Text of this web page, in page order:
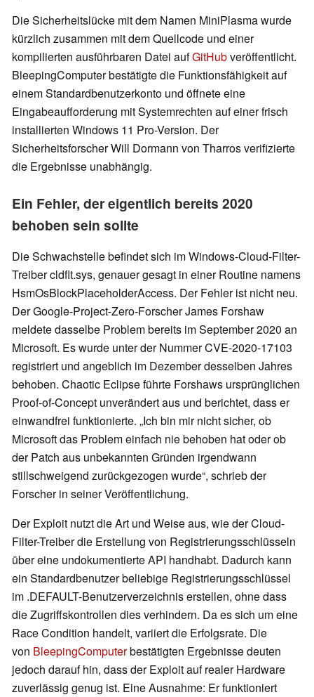
Die Sicherheitslücke mit dem Namen MiniPlasma wurde
kürzlich zusammen mit dem Quellcode und einer
kompilierten ausführbaren Datei aufGitHubveröffentlicht.
BleepingComputer bestätigte die Funktionsfähigkeit auf
einem Standardbenutzerkonto und öffnete eine
Eingabeaufforderung mit Systemrechten auf einer frisch
installierten Windows 11 Pro-Version. Der
Sicherheitsforscher Will Dormann von Tharros verifizierte
die Ergebnisse unabhängig.
Ein Fehler, der eigentlich bereits 2020
behoben sein sollte
Die Schwachstelle befindet sich im Windows-Cloud-Filter-
Treiber cldflt.sys, genauer gesagt in einer Routine namens
HsmOsBlockPlaceholderAccess. Der Fehler ist nicht neu.
Der Google-Project-Zero-Forscher James Forshaw
meldete dasselbe Problem bereits im September 2020 an
Microsoft. Es wurde unter der Nummer CVE-2020-17103
registriert und angeblich im Dezember desselben Jahres
behoben. Chaotic Eclipse führte Forshaws ursprünglichen
Proof-of-Concept unverändert aus und berichtet, dass er
einwandfrei funktionierte. „Ich bin mir nicht sicher, ob
Microsoft das Problem einfach nie behoben hat oder ob
der Patch aus unbekannten Gründen irgendwann
stillschweigend zurückgezogen wurde“, schrieb der
Forscher in seiner Veröffentlichung.
Der Exploit nutzt die Art und Weise aus, wie der Cloud-
Filter-Treiber die Erstellung von Registrierungsschlüsseln
über eine undokumentierte API handhabt. Dadurch kann
ein Standardbenutzer beliebige Registrierungsschlüssel
im .DEFAULT-Benutzerverzeichnis erstellen, ohne dass
die Zugriffskontrollen dies verhindern. Da es sich um eine
Race Condition handelt, variiert die Erfolgsrate. Die
von BleepingComputerbestätigten Ergebnisse deuten
jedoch darauf hin, dass der Exploit auf realer Hardware
zuverlässig genug ist. Eine Ausnahme: Er funktioniert